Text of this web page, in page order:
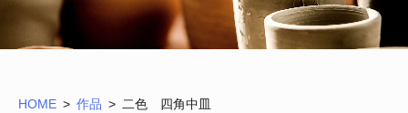
HOME 作品 二色 四角中皿